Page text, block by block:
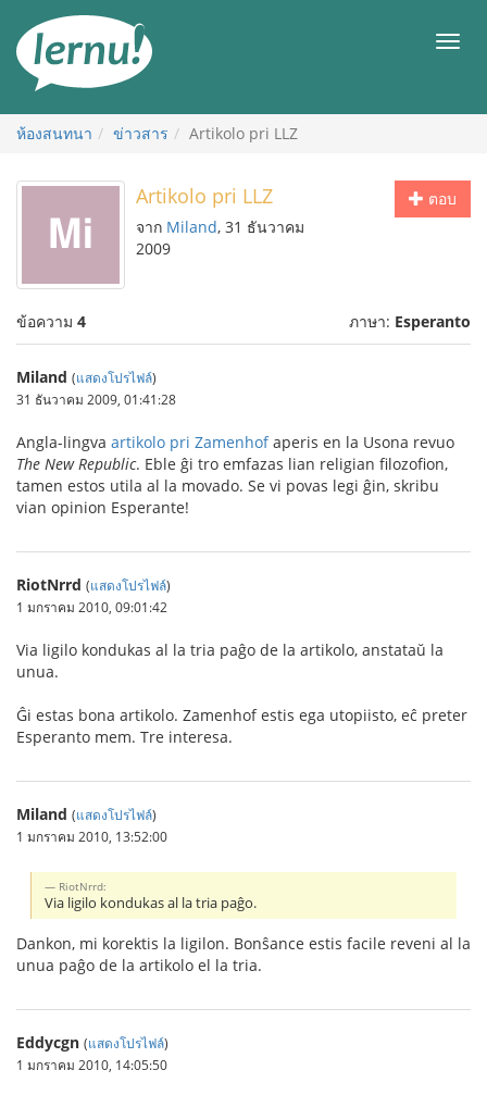
สารบัญ
เมนู
ห้องสนทนา ข่าวสาร Artikolo pri LLZ
ตอบ
Artikolo pri LLZ
จาก Miland, 31 ธันวาคม
2009
ข้อความ 4 ภาษา: Esperanto
Miland (แสดงโปรไฟล์)
31 ธันวาคม 2009, 01:41:28
Angla-lingva artikolo pri Zamenhofaperis en la Usona revuo
The New Republic. Eble ĝi tro emfazas lian religian filozofion,
tamen estos utila al la movado. Se vi povas legi ĝin, skribu
vian opinion Esperante!
RiotNrrd (แสดงโปรไฟล์)
1 มกราคม 2010, 09:01:42
Via ligilo kondukas al la tria paĝo de la artikolo, anstataŭ la
unua.
Ĝi estas bona artikolo. Zamenhof estis ega utopiisto, eĉ preter
Esperanto mem. Tre interesa.
Miland (แสดงโปรไฟล์)
1 มกราคม 2010, 13:52:00
RiotNrrd:
Via ligilo kondukas al la tria paĝo.
Dankon, mi korektis la ligilon. Bonŝance estis facile reveni al la
unua paĝo de la artikolo el la tria.
Eddycgn (แสดงโปรไฟล์)
1 มกราคม 2010, 14:05:50